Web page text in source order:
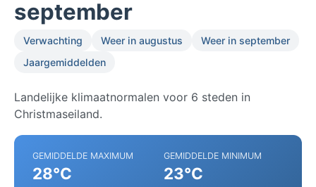
september
Verwachting Weer in augustus
Weer in september
Jaargemiddelden
Landelijke klimaatnormalen voor 6 steden in
Christmaseiland.
GEMIDDELDE MAXIMUM
28°C
GEMIDDELDE MINIMUM
23°C